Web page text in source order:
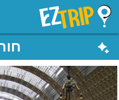
EZTrip